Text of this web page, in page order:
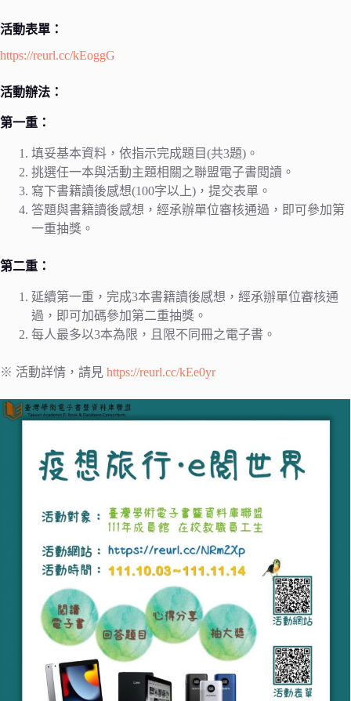
活動表單：
https://reurl.cc/kEoggG
活動辦法：
第一重：
填妥基本資料，依指示完成題目(共3題)。
挑選任一本與活動主題相關之聯盟電子書閱讀。
寫下書籍讀後感想(100字以上)，提交表單。
答題與書籍讀後感想，經承辦單位審核通過，即可參加第
一重抽獎。
第二重：
延續第一重，完成3本書籍讀後感想，經承辦單位審核通
過，即可加碼參加第二重抽獎。
每人最多以3本為限，且限不同冊之電子書。
※ 活動詳情，請見 https://reurl.cc/kEe0yr